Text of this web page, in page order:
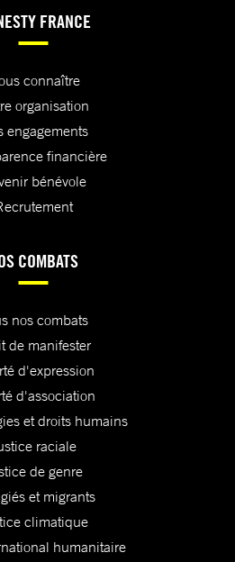
FRANCE
connaître
organisation
engagements
financière
bénévole
COMBATS
nos combats
de manifester
d'expression
d'association
et droits humains
raciale
de genre
et migrants
climatique
humanitaire